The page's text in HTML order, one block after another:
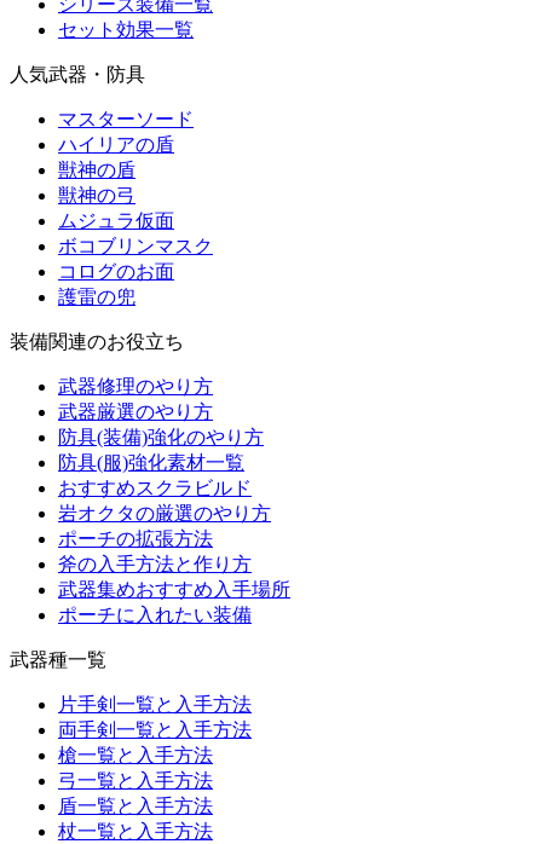
シリーズ装備一覧
セット効果一覧
人気武器・防具
マスターソード
ハイリアの盾
獣神の盾
獣神の弓
ムジュラ仮面
ボコブリンマスク
コログのお面
護雷の兜
装備関連のお役立ち
武器修理のやり方
武器厳選のやり方
防具(装備)強化のやり方
防具(服)強化素材一覧
おすすめスクラビルド
岩オクタの厳選のやり方
ポーチの拡張方法
斧の入手方法と作り方
武器集めおすすめ入手場所
ポーチに入れたい装備
武器種一覧
片手剣一覧と入手方法
両手剣一覧と入手方法
槍一覧と入手方法
弓一覧と入手方法
盾一覧と入手方法
杖一覧と入手方法